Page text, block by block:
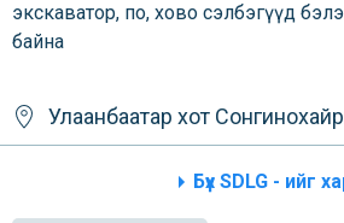
экскаватор, по, хово сэлбэгүүд
байна
Улаанбаатар хот
Бүх SDLG - ийг